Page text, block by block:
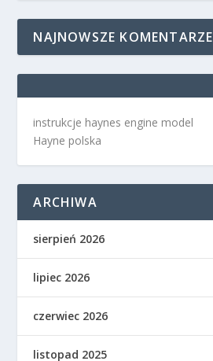
NAJNOWSZE KOMENTARZE
instrukcje haynes engine model
Hayne polska
ARCHIWA
sierpień 2026
lipiec 2026
czerwiec 2026
listopad 2025